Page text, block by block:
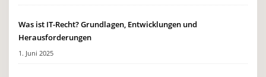
Was ist IT-Recht? Grundlagen, Entwicklungen und
Herausforderungen
1. Juni 2025